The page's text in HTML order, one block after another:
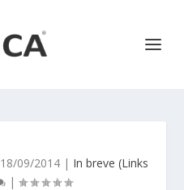
18/09/2014 | In breve (Links
|